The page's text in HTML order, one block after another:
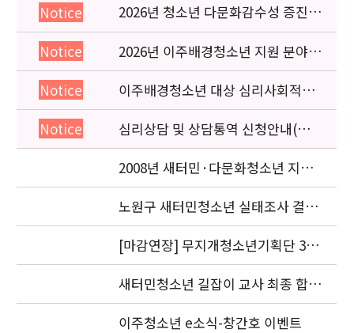
Notice
2026년 청소년 다문화감수성 증진
프로그램 「다가감」신청기관 안내
Notice
2026년 이주배경청소년 지원 분야
종사자 역량강화 교육 일정 안내
Notice
이주배경청소년 대상 심리사회적응
검사 연수동영상 개편 안내
Notice
심리상담 및 상담통역 신청안내(의뢰
서첨부)
2008년 새터민·다문화청소년 지원
기관 공동협력사업 선정기관 발표
노원구 새터민청소년 실태조사 결과
발표회
[마감연장] 무지개청소년기획단 3기
모집
새터민청소년 길잡이 교사 최종 합격
자 발표
이주청소년 e소식-창간호 이벤트